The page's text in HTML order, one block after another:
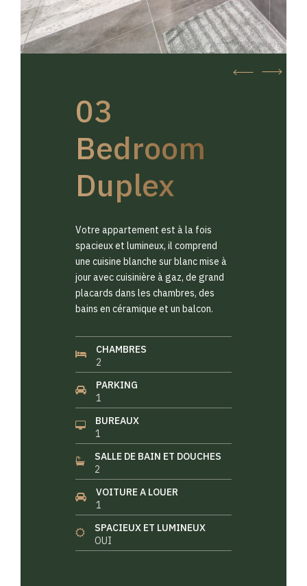
03
Bedroom
Duplex
Votre appartement est à la fois
spacieux et lumineux, il comprend
une cuisine blanche sur blanc mise à
jour avec cuisinière à gaz, de grand
placards dans les chambres, des
bains en céramique et un balcon.
CHAMBRES
2
PARKING
1
BUREAUX
1
SALLE DE BAIN ET DOUCHES
2
VOITURE A LOUER
1
SPACIEUX ET LUMINEUX
OUI